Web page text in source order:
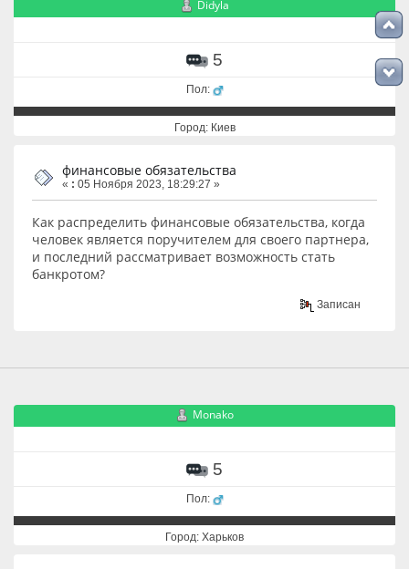
Didyla
5
Пол:
Город: Киев
финансовые обязательства
« : 05 Ноября 2023, 18:29:27 »
Как распределить финансовые обязательства, когда
человек является поручителем для своего партнера,
и последний рассматривает возможность стать
банкротом?
Записан
Monako
5
Пол:
Город: Харьков